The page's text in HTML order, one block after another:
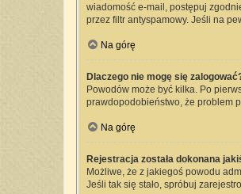
wiadomość e-mail, postępuj
przez filtr antyspamowy. Jeśli na
Na górę
Dlaczego nie mogę się
Powodów może być kilka. Po
prawdopodobieństwo, że problem
Na górę
Rejestracja została dokonana
Możliwe, że z jakiegoś powodu
Jeśli tak się stało, spróbuj